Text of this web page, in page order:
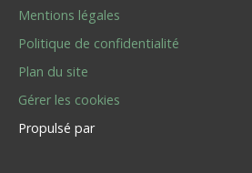
Mentions légales
Politique de confidentialité
Plan du site
Gérer les cookies
Propulsé par